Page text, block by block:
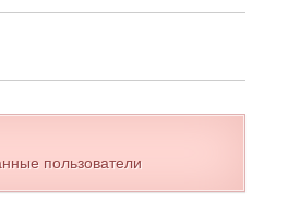
пользователи